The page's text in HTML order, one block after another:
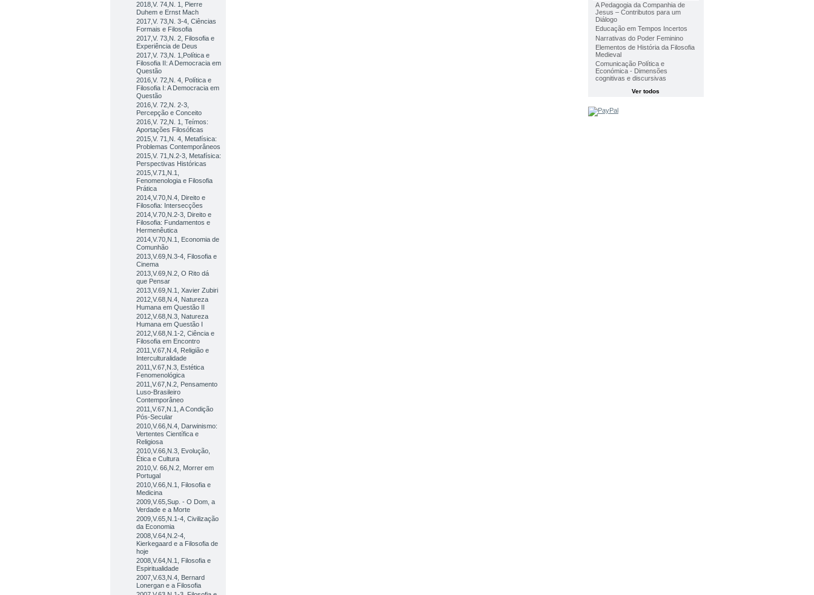
2018,V. 74,N. 1, Pierre
Duhem e Ernst Mach
2017,V. 73,N. 3-4, Ciências
Formais e Filosofia
2017,V. 73,N. 2, Filosofia e
Experiência de Deus
2017,V. 73,N. 1,Política e
Filosofia II: A Democracia em
Questão
2016,V. 72,N. 4, Política e
Filosofia I: A Democracia em
Questão
2016,V. 72,N. 2-3,
Percepção e Conceito
2016,V. 72,N. 1, Teímos:
Aportações Filosóficas
2015,V. 71,N. 4, Metafísica:
Problemas Contemporâneos
2015,V. 71,N.2-3, Metafísica:
Perspectivas Históricas
2015,V.71,N.1,
Fenomenologia e Filosofia
Prática
2014,V.70,N.4, Direito e
Filosofia: Intersecções
2014,V.70,N.2-3, Direito e
Filosofia: Fundamentos e
Hermenêutica
2014,V.70,N.1, Economia de
Comunhão
2013,V.69,N.3-4, Filosofia e
Cinema
2013,V.69,N.2, O Rito dá
que Pensar
2013,V.69,N.1, Xavier Zubiri
2012,V.68,N.4, Natureza
Humana em Questão II
2012,V.68,N.3, Natureza
Humana em Questão I
2012,V.68,N.1-2, Ciência e
Filosofia em Encontro
2011,V.67,N.4, Religião e
Interculturalidade
2011,V.67,N.3, Estética
Fenomenológica
2011,V.67,N.2, Pensamento
Luso-Brasileiro
Contemporâneo
2011,V.67,N.1, A Condição
Pós-Secular
2010,V.66,N.4, Darwinismo:
Vertentes Científica e
Religiosa
2010,V.66,N.3, Evolução,
Ética e Cultura
2010,V. 66,N.2, Morrer em
Portugal
2010,V.66,N.1, Filosofia e
Medicina
2009,V.65,Sup. - O Dom, a
Verdade e a Morte
2009,V.65,N.1-4, Civilização
da Economia
2008,V.64,N.2-4,
Kierkegaard e a Filosofia de
hoje
2008,V.64,N.1, Filosofia e
Espiritualidade
2007,V.63,N.4, Bernard
Lonergan e a Filosofia
A Pedagogia da Companhia de
Jesus – Contributos para um
Diálogo
Educação em Tempos Incertos
Narrativas do Poder Feminino
Elementos de História da Filosofia
Medieval
Comunicação Política e
Económica - Dimensões
cognitivas e discursivas
Ver todos